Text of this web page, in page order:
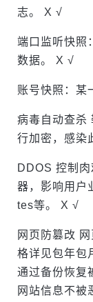
志。 X √
端口监听快照
数据。 X √
账号快照：某
病毒自动查杀
行加密，感染
DDOS 控制
器，影响用户
tes等。 X √
网页防篡改
格详见包年包
通过备份恢复
网站信息不被